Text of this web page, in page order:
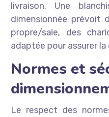
livraison. Une
dimensionnée prévoit
propre/sale, des
adaptée pour assurer
Normes et
Le respect des